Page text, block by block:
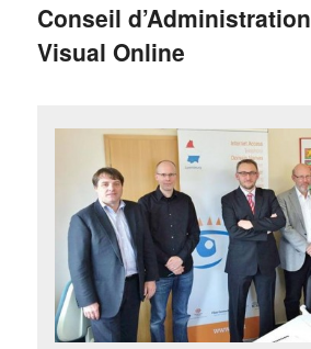
Conseil d’Administration
Visual Online